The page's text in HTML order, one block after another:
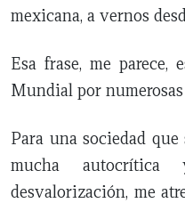
mexicana, a vernos
Esa frase, me
Mundial por
Para una sociedad
mucha
desvalorización, me